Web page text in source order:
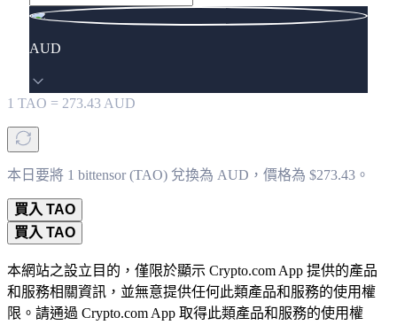
AUD
1 TAO = 273.43 AUD
本日要將 1 bittensor (TAO) 兌換為 AUD，價格為 $273.43。
買入 TAO
買入 TAO
本網站之設立目的，僅限於顯示 Crypto.com App 提供的產品
和服務相關資訊，並無意提供任何此類產品和服務的使用權
限。請通過 Crypto.com App 取得此類產品和服務的使用權